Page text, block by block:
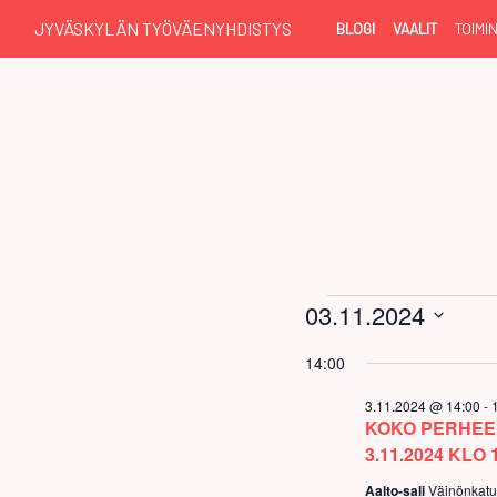
JYVÄSKYLÄN TYÖVÄENYHDISTYS BLOGI VAALIT
Tapahtumat
for
3.11.2024
03.11.2024
päivä.
14:00
KOKO
3.11.2024 KLO
3.11.2024 @ 14:00 -
Aalto-sali